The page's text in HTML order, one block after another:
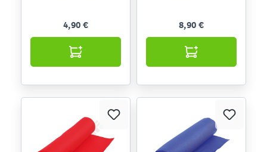
4,90 € 8,90 €